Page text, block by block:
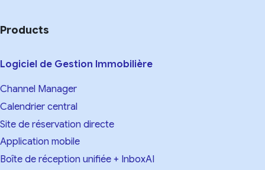
Products
Logiciel de Gestion Immobilière
Channel Manager
Calendrier central
Site de réservation directe
Application mobile
Boîte de réception unifiée + InboxAI